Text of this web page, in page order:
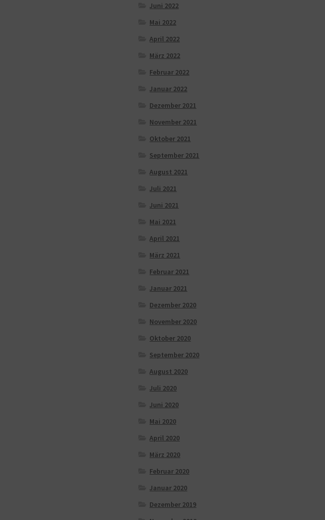
Juni 2022
Mai 2022
April 2022
März 2022
Februar 2022
Januar 2022
Dezember 2021
November 2021
Oktober 2021
September 2021
August 2021
Juli 2021
Juni 2021
Mai 2021
April 2021
März 2021
Februar 2021
Januar 2021
Dezember 2020
November 2020
Oktober 2020
September 2020
August 2020
Juli 2020
Juni 2020
Mai 2020
April 2020
März 2020
Februar 2020
Januar 2020
Dezember 2019